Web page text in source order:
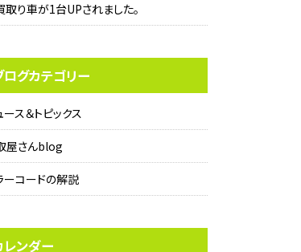
取り車が1台UPされました。
ログカテゴリー
ース＆トピックス
屋さんblog
ーコードの解説
レンダー